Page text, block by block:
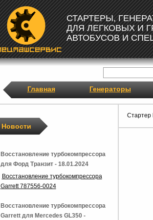
СТАРТЕРЫ,
ДЛЯ ЛЕГКОВЫХ И
АВТОБУСОВ И
Главная Генераторы
Стартер
Новости
Восстановление турбокомпрессора
для Форд Транзит - 18.01.2024
Восстановление турбокомпрессора
Garrett 787556-0024
Восстановление турбокомпрессора
Garrett для Mercedes GL350 -